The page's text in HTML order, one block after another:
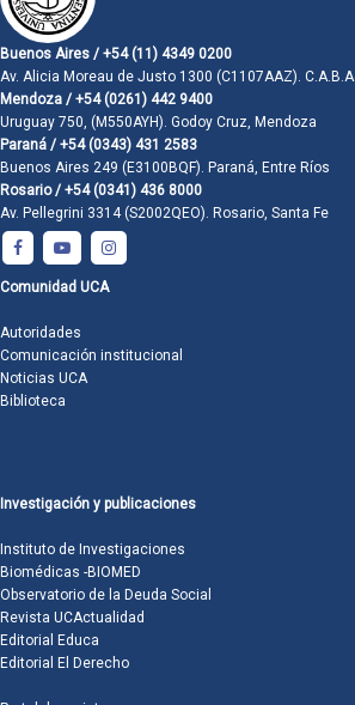
Buenos Aires / +54 (11) 4349 0200
Av. Alicia Moreau de Justo 1300 (C1107AAZ). C.A.B.A.
Mendoza / +54 (0261) 442 9400
Uruguay 750, (M550AYH). Godoy Cruz, Mendoza
Paraná / +54 (0343) 431 2583
Buenos Aires 249 (E3100BQF). Paraná, Entre Ríos
Rosario / +54 (0341) 436 8000
Av. Pellegrini 3314 (S2002QEO). Rosario, Santa Fe
Comunidad UCA
Autoridades
Comunicación institucional
Noticias UCA
Biblioteca
Investigación y publicaciones
Instituto de Investigaciones
Biomédicas -BIOMED
Observatorio de la Deuda Social
Revista UCActualidad
Editorial Educa
Editorial El Derecho